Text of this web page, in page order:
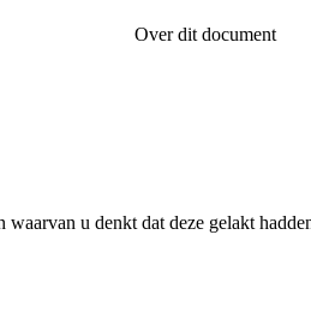
Over dit document
u denkt dat deze gelakt